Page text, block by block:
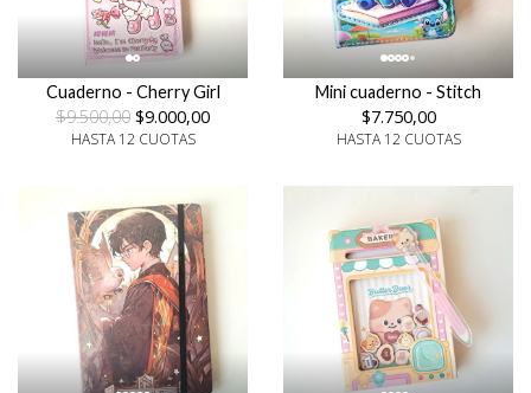
Cuaderno - Cherry Girl
$9.500,00 $9.000,00
HASTA 12 CUOTAS
Mini cuaderno - Stitch
$7.750,00
HASTA 12 CUOTAS